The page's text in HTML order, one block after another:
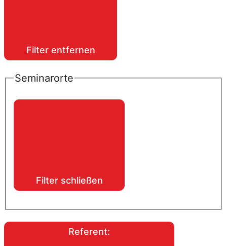
Filter entfernen
Seminarorte
Filter schließen
Referent: